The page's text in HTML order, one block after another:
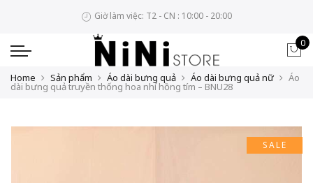
Giờ làm việc: T2 - CN : 10:00 - 20:00
0
Home Sản phẩm Áo dài bưng quả Áo dài bưng quả nữ Áo
dài bưng quả truyền thống hoa nhí hồng tím – BNU28
SALE